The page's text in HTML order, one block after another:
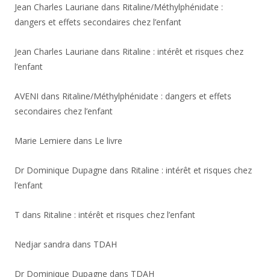
Jean Charles Lauriane dans Ritaline/Méthylphénidate :
dangers et effets secondaires chez l’enfant
Jean Charles Lauriane dans Ritaline : intérêt et risques chez
l’enfant
AVENI dans Ritaline/Méthylphénidate : dangers et effets
secondaires chez l’enfant
Marie Lemiere dans Le livre
Dr Dominique Dupagne dans Ritaline : intérêt et risques chez
l’enfant
T dans Ritaline : intérêt et risques chez l’enfant
Nedjar sandra dans TDAH
Dr Dominique Dupagne dans TDAH